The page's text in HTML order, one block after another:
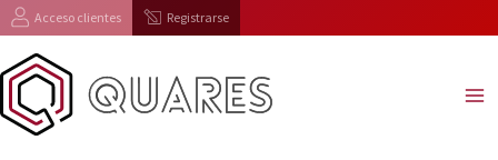
al
contenido
Acceso clientes Registrarse